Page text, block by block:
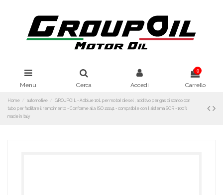
Menu Cerca Accedi
0
Carrello
Home automotive
GROUPOIL - Adblue 10L per motori diesel , additivo per gas di scarico con
tubo per facilitare il riempimento - Conforme alla ISO 22241 - compatibile con il sistema SCR - 100%
made in italy